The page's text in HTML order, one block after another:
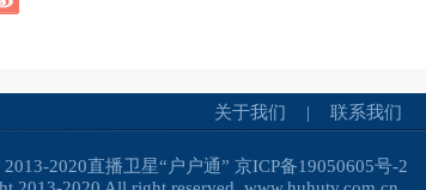
关于我们 | 联系我们
2013-2020直播卫星“户户通” 京ICP备19050605号-2